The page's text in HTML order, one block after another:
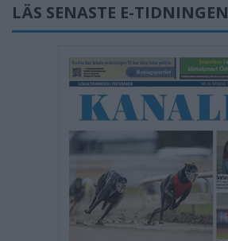
LÄS SENASTE E-TIDNINGEN